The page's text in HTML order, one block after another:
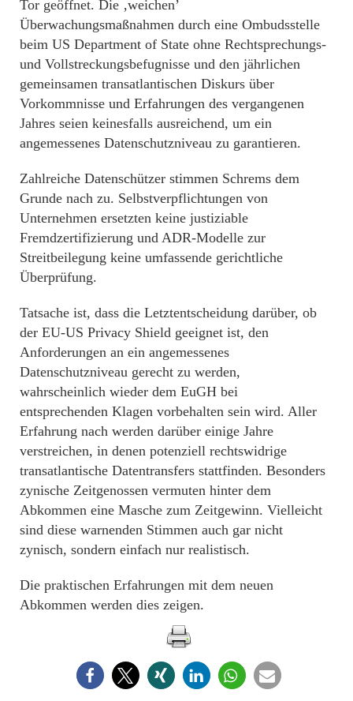
Tor geöffnet. Die ‚weichen’
Überwachungsmaßnahmen durch eine Ombudsstelle
beim US Department of State ohne Rechtsprechungs-
und Vollstreckungsbefugnisse und den jährlichen
gemeinsamen transatlantischen Diskurs über
Vorkommnisse und Erfahrungen des vergangenen
Jahres seien keinesfalls ausreichend, um ein
angemessenes Datenschutzniveau zu garantieren.
Zahlreiche Datenschützer stimmen Schrems dem
Grunde nach zu. Selbstverpflichtungen von
Unternehmen ersetzten keine justiziable
Fremdzertifizierung und ADR-Modelle zur
Streitbeilegung keine umfassende gerichtliche
Überprüfung.
Tatsache ist, dass die Letztentscheidung darüber, ob
der EU-US Privacy Shield geeignet ist, den
Anforderungen an ein angemessenes
Datenschutzniveau gerecht zu werden,
wahrscheinlich wieder dem EuGH bei
entsprechenden Klagen vorbehalten sein wird. Aller
Erfahrung nach werden darüber einige Jahre
verstreichen, in denen potenziell rechtswidrige
transatlantische Datentransfers stattfinden. Besonders
zynische Zeitgenossen vermuten hinter dem
Abkommen eine Masche zum Zeitgewinn. Vielleicht
sind diese warnenden Stimmen auch gar nicht
zynisch, sondern einfach nur realistisch.
Die praktischen Erfahrungen mit dem neuen
Abkommen werden dies zeigen.